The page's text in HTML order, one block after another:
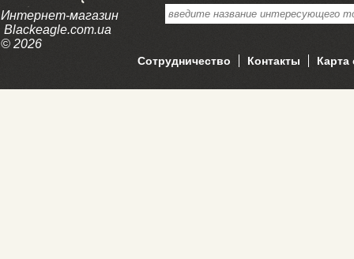
Интернет-магазин
Blackeagle.com.ua
© 2026
Сотрудничество Контакты Карта